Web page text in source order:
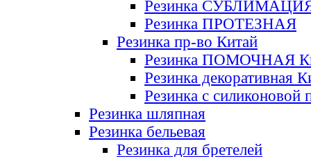
Резинка
Резинка ПРОТЕЗНАЯ
Резинка пр-во Китай
Резинка ПОМОЧНАЯ
Резинка декоративная
Резинка с силиконовой
Резинка шляпная
Резинка бельевая
Резинка для бретелей